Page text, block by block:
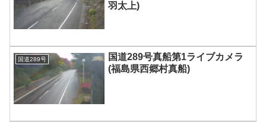
羽太上)
国道289号
国道289号真船第1ライブカメラ
(福島県西郷村真船)